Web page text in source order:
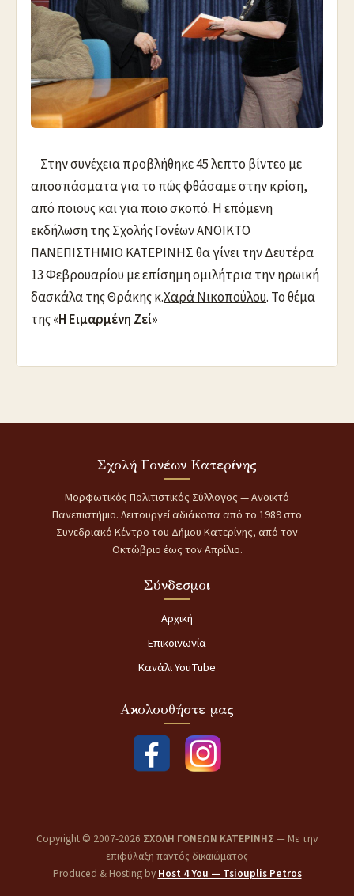
Στην συνέχεια προβλήθηκε 45 λεπτο βίντεο με
αποσπάσματα για το πώς φθάσαμε στην κρίση,
από ποιους και για ποιο σκοπό. Η επόμενη
εκδήλωση της Σχολής Γονέων ΑΝΟΙΚΤΟ
ΠΑΝΕΠΙΣΤΗΜΙΟ ΚΑΤΕΡΙΝΗΣ θα γίνει την Δευτέρα
13 Φεβρουαρίου με επίσημη ομιλήτρια την ηρωική
δασκάλα της Θράκης κ.Χαρά Νικοπούλου. Το θέμα
της «Η Ειμαρμένη Ζεί»
Σχολή Γονέων Κατερίνης
Μορφωτικός Πολιτιστικός Σύλλογος — Ανοικτό
Πανεπιστήμιο. Λειτουργεί αδιάκοπα από το 1989 στο
Συνεδριακό Κέντρο του Δήμου Κατερίνης, από τον
Οκτώβριο έως τον Απρίλιο.
Σύνδεσμοι
Αρχική
Επικοινωνία
Κανάλι YouTube
Ακολουθήστε μας
Copyright © 2007-2026 ΣΧΟΛΗ ΓΟΝΕΩΝ ΚΑΤΕΡΙΝΗΣ — Με την
επιφύλαξη παντός δικαιώματος
Produced & Hosting by Host 4 You — Tsiouplis Petros